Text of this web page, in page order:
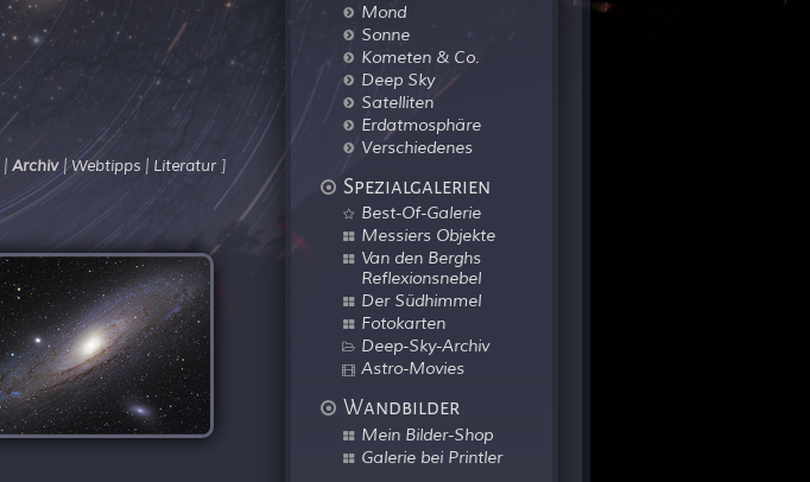
Mond
Sonne
Kometen & Co.
Deep Sky
Satelliten
Erdatmosphäre
Verschiedenes
Spezialgalerien
Best-Of-Galerie
Messiers Objekte
Van den Berghs
Reflexionsnebel
Der Südhimmel
Fotokarten
Deep-Sky-Archiv
Astro-Movies
Wandbilder
Mein Bilder-Shop
Galerie bei Printler
| Archiv|Webtipps | Literatur ]